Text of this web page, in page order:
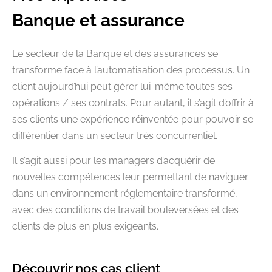
Banque et assurance
Le secteur de la Banque et des assurances se
transforme face à l’automatisation des processus. Un
client aujourd’hui peut gérer lui-même toutes ses
opérations / ses contrats. Pour autant, il s’agit d’offrir à
ses clients une expérience réinventée pour pouvoir se
différentier dans un secteur très concurrentiel.
Il s’agit aussi pour les managers d’acquérir de
nouvelles compétences leur permettant de naviguer
dans un environnement réglementaire transformé,
avec des conditions de travail bouleversées et des
clients de plus en plus exigeants.
Découvrir nos cas client